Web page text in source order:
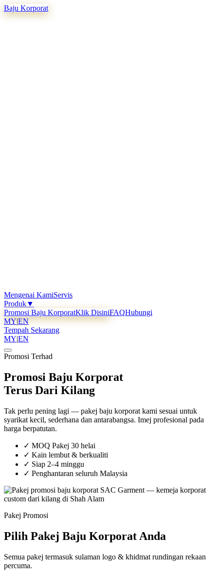
Baju Korporat
Mengenai KamiServis
Produk▼
Promosi Baju KorporatKlik DisiniFAQHubungi
MY|EN
Tempah Sekarang
MY|EN
Promosi Terhad
Promosi Baju Korporat
Terus Dari Kilang
Tak perlu pening lagi — pakej baju korporat kami sesuai untuk
syarikat kecil, sederhana dan antarabangsa. Imej profesional pada
harga berpatutan.
✓ MOQ Pakej 30 helai
✓ Kain lembut & berkualiti
✓ Siap 2–4 minggu
✓ Penghantaran seluruh Malaysia
Pakej Promosi
Pilih Pakej Baju Korporat Anda
Semua pakej termasuk sulaman logo & khidmat rundingan rekaan
percuma.